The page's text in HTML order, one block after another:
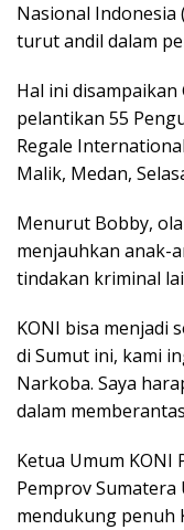
Nasional Indonesia
turut andil dalam
Hal ini
pelantikan 55
Regale
Malik, Medan,
Menurut Bobby,
menjauhkan anak-
tindakan kriminal
KONI bisa menjadi
di Sumut ini, kami
Narkoba. Saya
dalam
Ketua Umum
Pemprov
mendukung penuh